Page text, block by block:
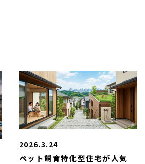
2026.3.24
ペット飼育特化型住宅が人気